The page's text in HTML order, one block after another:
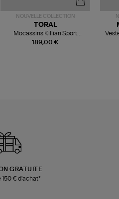
NOUVELLE COLLECTION
189,00 €
TORAL
Mocassins Killian Sport
Mousse
GRATUITE
150 € d'achat*